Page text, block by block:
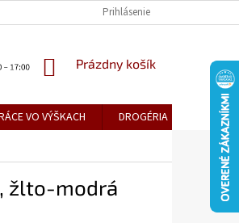
DOPRAVA A PLATBY
Prihlásenie
NÁKUPNÝ
Prázdny košík
VO VÝŠKACH DROGÉRIA
žlto-modrá